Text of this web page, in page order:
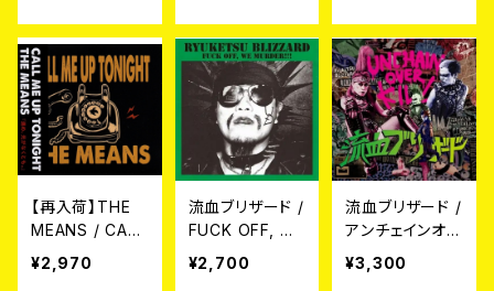
【再入荷】THE
MEANS / CALL
ME UP TONIG
¥2,970
流血ブリザード /
FUCK OFF, WE
¥2,700
流血ブリザード /
アンチェインオー
¥3,300